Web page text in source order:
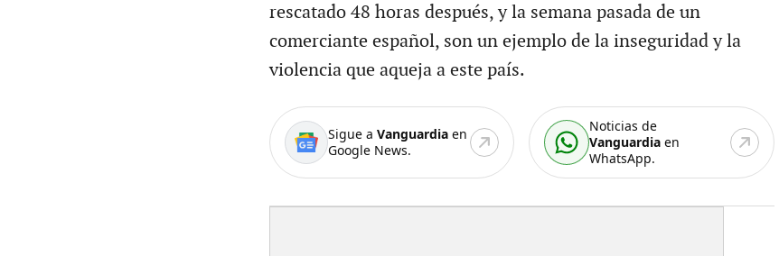
rescatado 48 horas después, y la semana pasada de un
comerciante español, son un ejemplo de la inseguridad y la
violencia que aqueja a este país.
Sigue a Vanguardiaen
Google News.
Noticias de
Vanguardia en
WhatsApp.